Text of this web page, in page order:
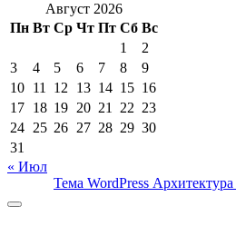
Август 2026
Пн Вт Ср Чт Пт Сб Вс
1
2
3
4 5 6 7 8
9
10 11 12 13 14 15 16
17 18 19 20 21 22 23
24 25 26 27 28 29 30
31
« Июл
Тема WordPress Архитектура